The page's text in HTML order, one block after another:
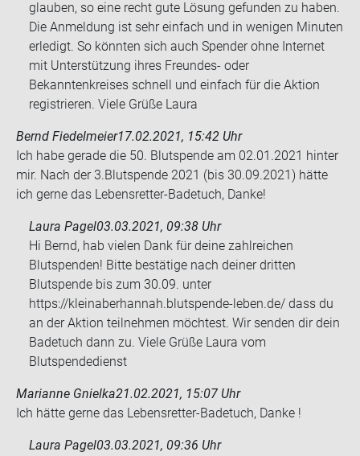
glauben, so eine recht gute Lösung gefunden zu haben.
Die Anmeldung ist sehr einfach und in wenigen Minuten
erledigt. So könnten sich auch Spender ohne Internet
mit Unterstützung ihres Freundes- oder
Bekanntenkreises schnell und einfach für die Aktion
registrieren. Viele Grüße Laura
Bernd Fiedelmeier17.02.2021, 15:42 Uhr
Ich habe ge­ra­de die 50. Blut­spen­de am 02.01.2021 hin­ter
mir. Nach der 3.Blut­spen­de 2021 (bis 30.09.2021) hätte
ich gerne das Lebensretter-​Badetuch, Danke!
Laura Pagel03.03.2021, 09:38 Uhr
Hi Bernd, hab vielen Dank für deine zahlreichen
Blutspenden! Bitte bestätige nach deiner dritten
Blutspende bis zum 30.09. unter
https://kleinaberhannah.blutspende-leben.de/ dass du
an der Aktion teilnehmen möchtest. Wir senden dir dein
Badetuch dann zu. Viele Grüße Laura vom
Blutspendedienst
Marianne Gnielka21.02.2021, 15:07 Uhr
Ich hätte gerne das Lebensretter-​Badetuch, Danke !
Laura Pagel03.03.2021, 09:36 Uhr